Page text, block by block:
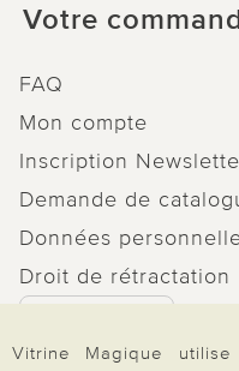
Votre
FAQ
Mon compte
Inscription
Demande de
Données
Droit de rétractation
Vitrine Magique